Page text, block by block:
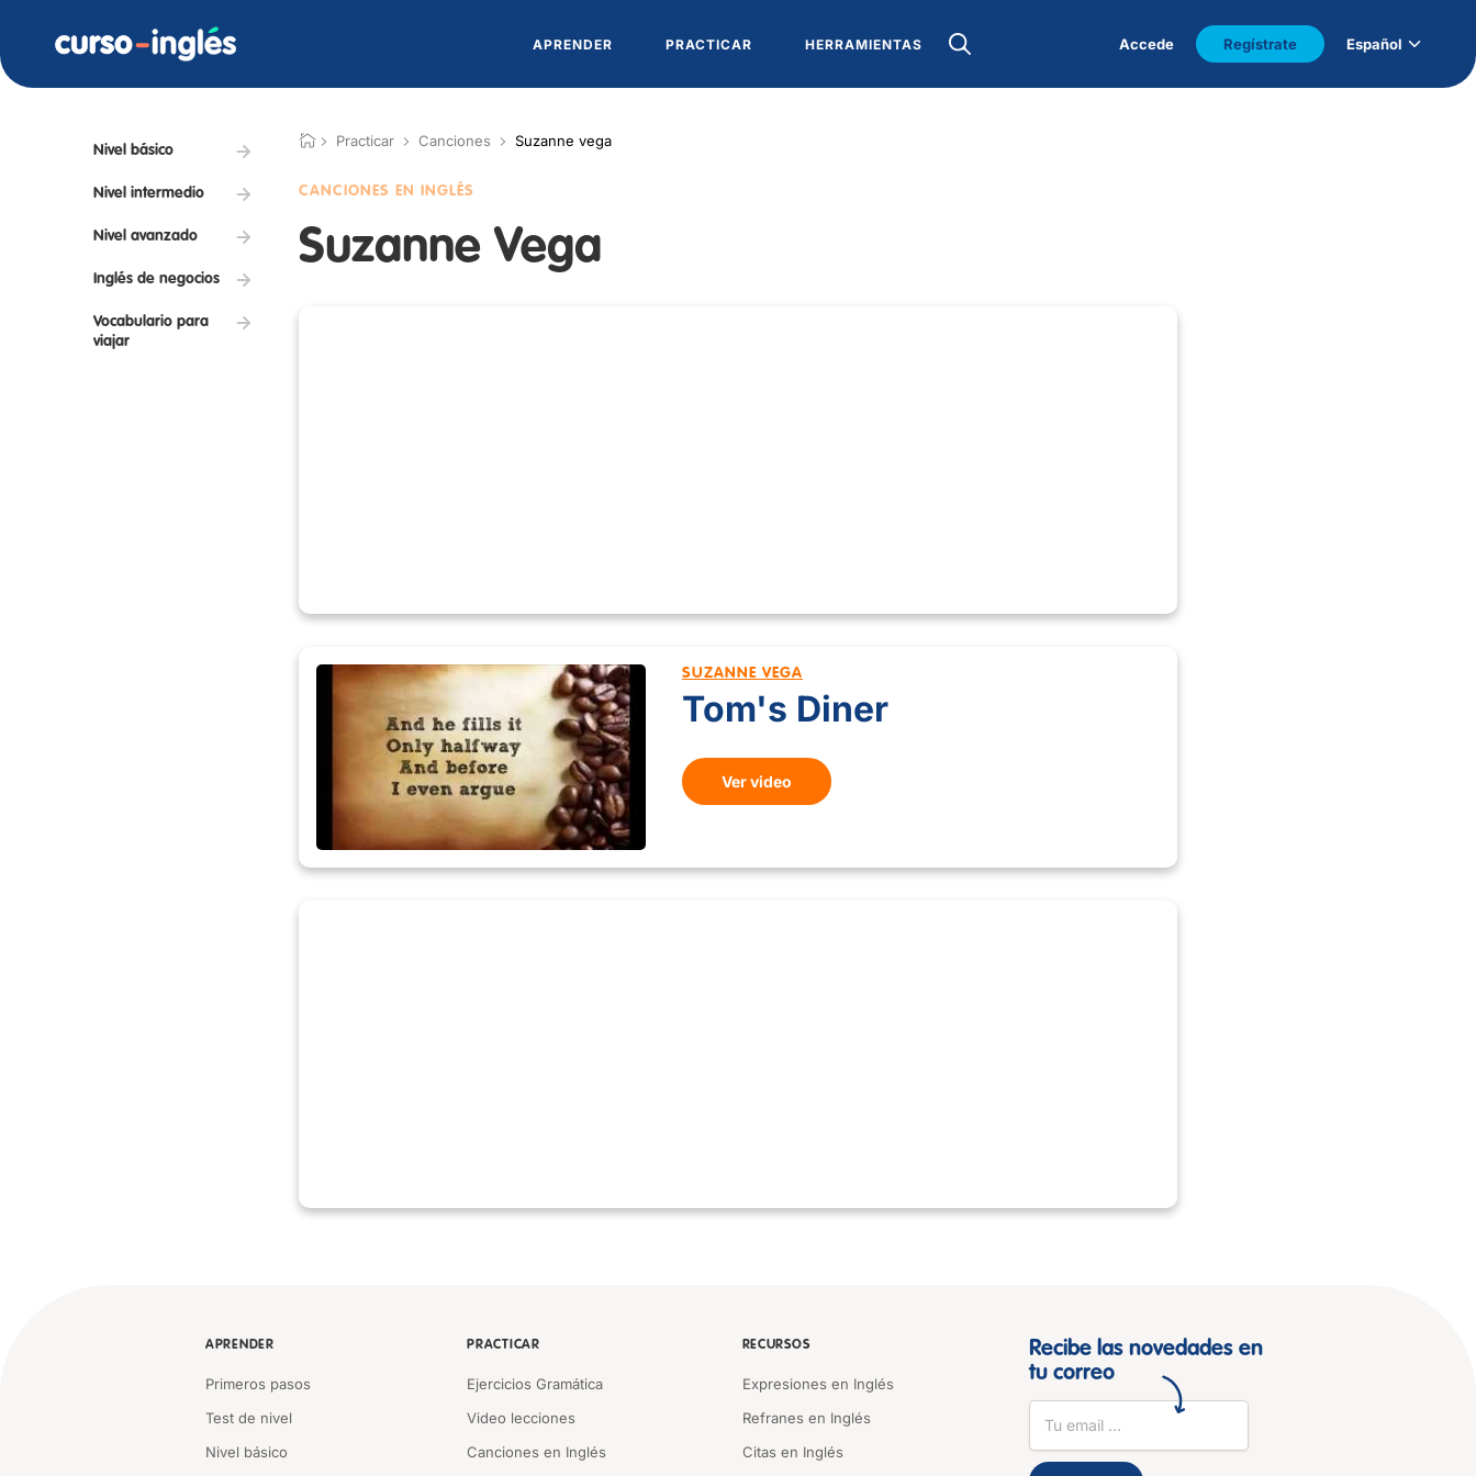
APRENDER PRACTICAR HERRAMIENTAS Accede Regístrate Español
Nivel básico
Nivel intermedio
Nivel avanzado
Inglés de negocios
Vocabulario para
viajar
Practicar Canciones Suzanne vega
CANCIONES EN INGLÉS
Suzanne Vega
SUZANNE VEGA
Tom's Diner
Ver video
APRENDER
Primeros pasos
Test de nivel
Nivel básico
PRACTICAR
Ejercicios Gramática
Video lecciones
Canciones en Inglés
RECURSOS
Expresiones en Inglés
Refranes en Inglés
Citas en Inglés
Recibe las novedades en
tu correo